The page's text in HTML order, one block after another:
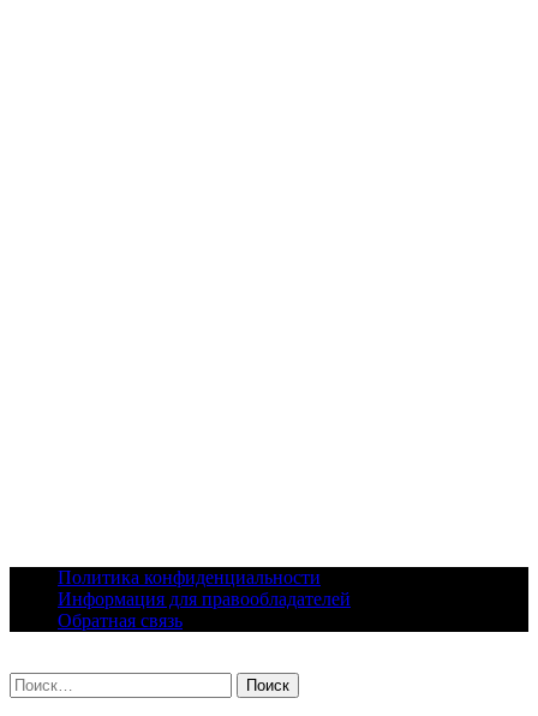
content
Политика конфиденциальности
Информация для правообладателей
Обратная связь
Найти: